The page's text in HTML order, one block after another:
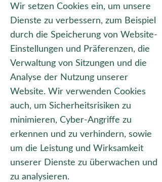
Wir setzen Cookies ein, um unsere
Dienste zu verbessern, zum Beispiel
durch die Speicherung von Website-
Einstellungen und Präferenzen, die
Verwaltung von Sitzungen und die
Analyse der Nutzung unserer
Website. Wir verwenden Cookies
auch, um Sicherheitsrisiken zu
minimieren, Cyber-Angriffe zu
erkennen und zu verhindern, sowie
um die Leistung und Wirksamkeit
unserer Dienste zu überwachen und
zu analysieren.